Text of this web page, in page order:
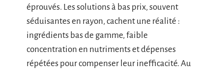
éprouvés. Les solutions à bas prix, souvent
séduisantes en rayon, cachent une réalité :
ingrédients bas de gamme, faible
concentration en nutriments et dépenses
répétées pour compenser leur inefficacité. Au